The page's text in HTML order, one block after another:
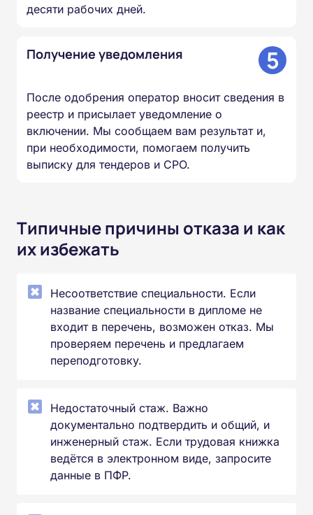
десяти рабочих дней.
Получение уведомления 5
После одобрения оператор вносит сведения в
реестр и присылает уведомление о
включении. Мы сообщаем вам результат и,
при необходимости, помогаем получить
выписку для тендеров и СРО.
Типичные причины отказа и как
их избежать
Несоответствие специальности. Если
название специальности в дипломе не
входит в перечень, возможен отказ. Мы
проверяем перечень и предлагаем
переподготовку.
Недостаточный стаж. Важно
документально подтвердить и общий, и
инженерный стаж. Если трудовая книжка
ведётся в электронном виде, запросите
данные в ПФР.